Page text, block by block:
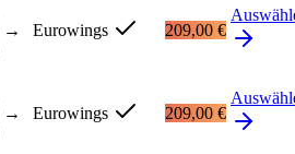
→
Eurowings 209,00 €
→
Eurowings 209,00 €